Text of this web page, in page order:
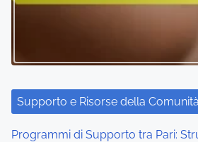
Supporto e Risorse della Comunità
Programmi di Supporto tra Pari: